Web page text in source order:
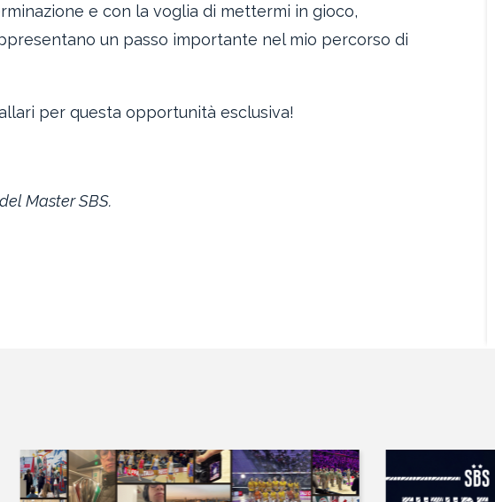
e con la voglia di mettermi in gioco,
un passo importante nel mio percorso di
per questa opportunità esclusiva!
Master SBS.